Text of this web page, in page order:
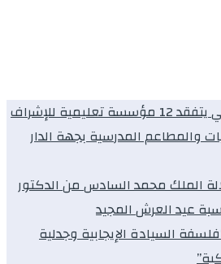
الدكتور نوفل كديلي يتفقد 12 مؤسسة تعليمية للإشراف
والمطاعم المدرسية بجهة الدار
الملك محمد السادس من الدكتور
عيد العرش المجيد
السيادة الإيجابية وجدلية